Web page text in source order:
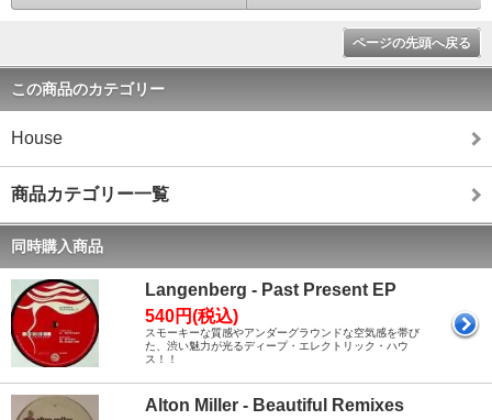
ページの先頭へ戻る
この商品のカテゴリー
House
商品カテゴリー一覧
同時購入商品
Langenberg - Past Present EP
540円(税込)
スモーキーな質感やアンダーグラウンドな空気感を帯び
た、渋い魅力が光るディープ・エレクトリック・ハウ
ス！！
Alton Miller - Beautiful Remixes